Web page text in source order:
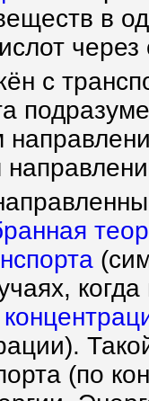
в
через
с
(по